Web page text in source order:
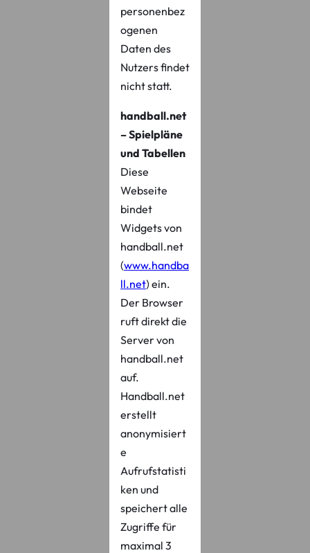
personenbez
ogenen
Daten des
Nutzers findet
nicht statt.
handball.net
– Spielpläne
und Tabellen
Diese
Webseite
bindet
Widgets von
handball.net
(www.handba
ll.net) ein.
Der Browser
ruft direkt die
Server von
handball.net
auf.
Handball.net
erstellt
anonymisiert
e
Aufrufstatisti
ken und
speichert alle
Zugriffe für
maximal 3